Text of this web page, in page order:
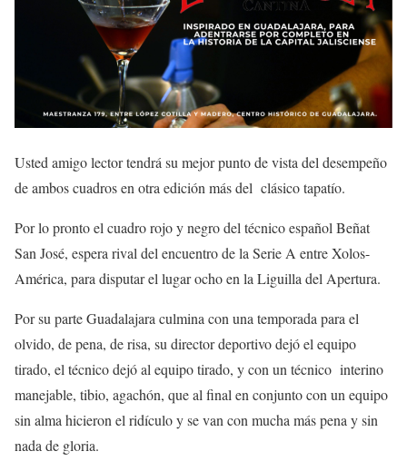
Usted amigo lector tendrá su mejor punto de vista del desempeño
de ambos cuadros en otra edición más del clásico tapatío.
Por lo pronto el cuadro rojo y negro del técnico español Beñat
San José, espera rival del encuentro de la Serie A entre Xolos-
América, para disputar el lugar ocho en la Liguilla del Apertura.
Por su parte Guadalajara culmina con una temporada para el
olvido, de pena, de risa, su director deportivo dejó el equipo
tirado, el técnico dejó al equipo tirado, y con un técnico interino
manejable, tibio, agachón, que al final en conjunto con un equipo
sin alma hicieron el ridículo y se van con mucha más pena y sin
nada de gloria.